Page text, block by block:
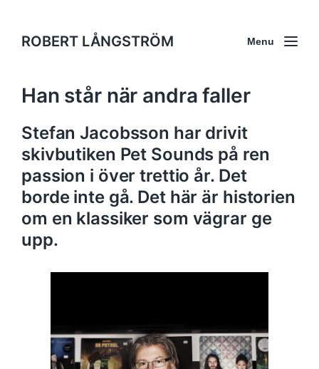
ROBERT LÅNGSTRÖM Menu
Han står när andra faller
Stefan Jacobsson har drivit
skivbutiken Pet Sounds på ren
passion i över trettio år. Det
borde inte gå. Det här är historien
om en klassiker som vägrar ge
upp.